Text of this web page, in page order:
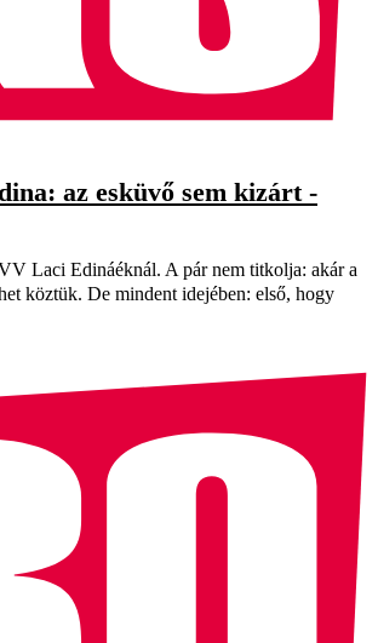
az esküvő sem kizárt -
Laci Edináéknál. A pár nem titkolja: akár a
köztük. De mindent idejében: első, hogy